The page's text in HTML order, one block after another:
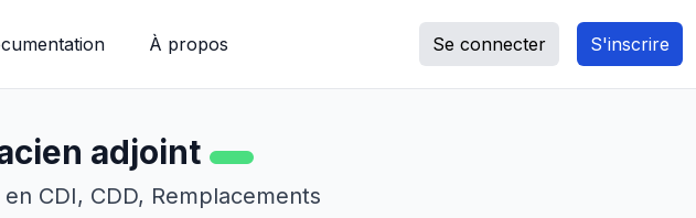
À propos Se connecter S'inscrire
adjoint
CDI, CDD, Remplacements